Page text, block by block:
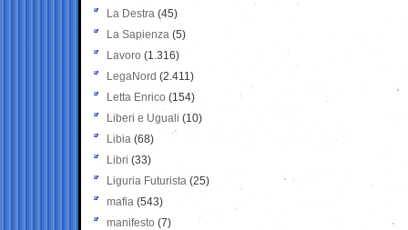
La Destra (45)
La Sapienza (5)
Lavoro (1.316)
LegaNord (2.411)
Letta Enrico (154)
Liberi e Uguali (10)
Libia (68)
Libri (33)
Liguria Futurista (25)
mafia (543)
manifesto (7)